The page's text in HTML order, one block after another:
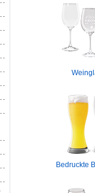
Bedruckte